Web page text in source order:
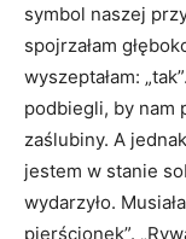
symbol naszej
spojrzałam
wyszeptałam:
podbiegli, by nam
zaślubiny. A
jestem w stanie
wydarzyło.
pierścionek”.